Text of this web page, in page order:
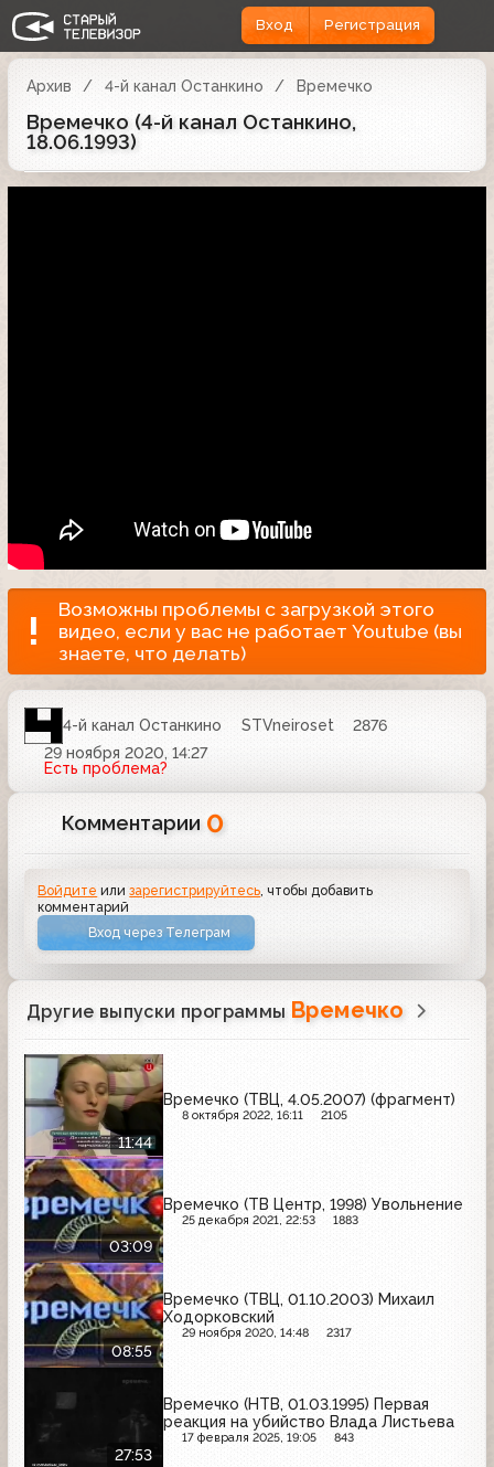
Вход Регистрация
Архив 4-й канал Останкино Времечко
Времечко (4-й канал Останкино,
18.06.1993)
Возможны проблемы с загрузкой этого
видео, если у вас не работает Youtube (вы
знаете, что делать)
4-й канал Останкино STVneiroset
2876
29 ноября 2020, 14:27
Есть проблема?
Комментарии 0
Войдите илизарегистрируйтесь , чтобы добавить
комментарий
Вход через Телеграм
Другие выпуски программы Времечко
11:44
Времечко (ТВЦ, 4.05.2007) (фрагмент)
8 октября 2022, 16:11 2105
03:09
Времечко (ТВ Центр, 1998) Увольнение
25 декабря 2021, 22:53 1883
08:55
Времечко (ТВЦ, 01.10.2003) Михаил
Ходорковский
29 ноября 2020, 14:48 2317
27:53
Времечко (НТВ, 01.03.1995) Первая
реакция на убийство Влада Листьева
17 февраля 2025, 19:05 843